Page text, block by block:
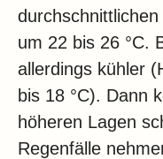
um 22 bis 26 °C.
allerdings kühler
bis 18 °C). Dann
höheren Lagen
Regenfälle